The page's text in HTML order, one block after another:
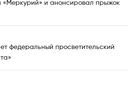
«Меркурий» и анонсировал прыжок
федеральный просветительский